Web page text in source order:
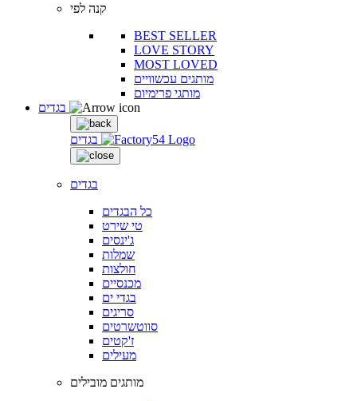
קנה לפי
BEST SELLER
LOVE STORY
MOST LOVED
מותגים עכשוויים
מותגי פרימיום
בגדים
בגדים
כל הבגדים
טי שירט
ג'ינסים
שמלות
חולצות
מכנסיים
בגדי ים
סריגים
סווטשרטים
ז'קטים
מעילים
מותגים מובילים